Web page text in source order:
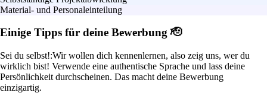
Material- und Personaleinteilung
Einige Tipps für deine Bewerbung 🫡
Sei du selbst!:Wir wollen dich kennenlernen, also zeig uns, wer du
wirklich bist! Verwende eine authentische Sprache und lass deine
Persönlichkeit durchscheinen. Das macht deine Bewerbung
einzigartig.